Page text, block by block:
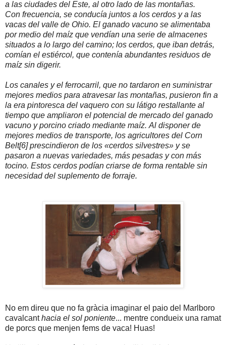
a las ciudades del Este, al otro lado de las montañas.
Con frecuencia, se conducía juntos a los cerdos y a las
vacas del valle de Ohio. El ganado vacuno se alimentaba
por medio del maíz que vendían una serie de almacenes
situados a lo largo del camino; los cerdos, que iban detrás,
comían el estiércol, que contenía abundantes residuos de
maíz sin digerir.
Los canales y el ferrocarril, que no tardaron en suministrar
mejores medios para atravesar las montañas, pusieron fin a
la era pintoresca del vaquero con su látigo restallante al
tiempo que ampliaron el potencial de mercado del ganado
vacuno y porcino criado mediante maíz. Al disponer de
mejores medios de transporte, los agricultores del Corn
Belt[6] prescindieron de los «cerdos silvestres» y se
pasaron a nuevas variedades, más pesadas y con más
tocino. Estos cerdos podían criarse de forma rentable sin
necesidad del suplemento de forraje.
No em direu que no fa gràcia imaginar el paio del Marlboro
cavalcanthacia el sol poniente... mentre condueix una ramat
de porcs que menjen fems de vaca! Huas!